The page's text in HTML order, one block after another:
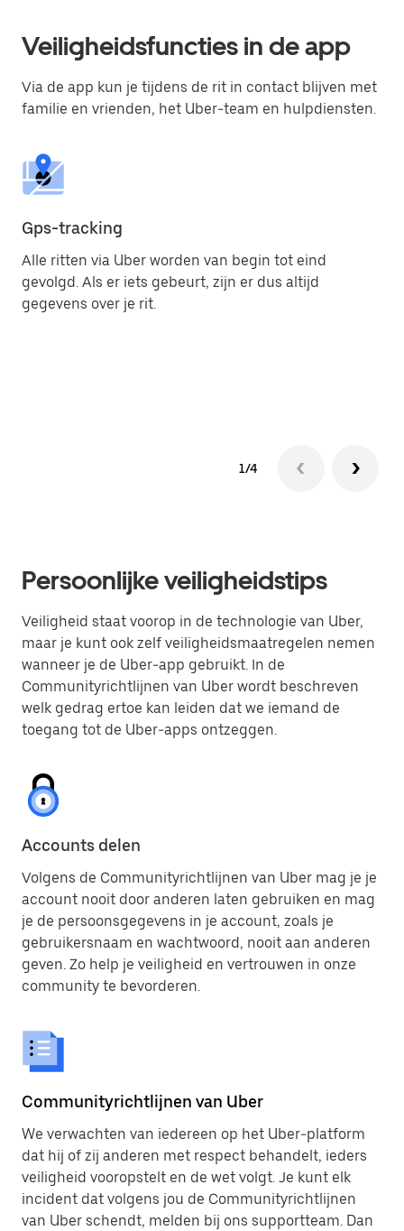
Veiligheidsfuncties in de app
Via de app kun je tijdens de rit in contact blijven met
familie en vrienden, het Uber-team en hulpdiensten.
Gps-tracking
Alle ritten via Uber worden van begin tot eind
gevolgd. Als er iets gebeurt, zijn er dus altijd
gegevens over je rit.
1/4
Persoonlijke veiligheidstips
Veiligheid staat voorop in de technologie van Uber,
maar je kunt ook zelf veiligheidsmaatregelen nemen
wanneer je de Uber-app gebruikt. In de
Communityrichtlijnen van Uber wordt beschreven
welk gedrag ertoe kan leiden dat we iemand de
toegang tot de Uber-apps ontzeggen.
Accounts delen
Volgens de Communityrichtlijnen van Uber mag je je
account nooit door anderen laten gebruiken en mag
je de persoonsgegevens in je account, zoals je
gebruikersnaam en wachtwoord, nooit aan anderen
geven. Zo help je veiligheid en vertrouwen in onze
community te bevorderen.
Communityrichtlijnen van Uber
We verwachten van iedereen op het Uber-platform
dat hij of zij anderen met respect behandelt, ieders
veiligheid vooropstelt en de wet volgt. Je kunt elk
incident dat volgens jou de Communityrichtlijnen
van Uber schendt, melden bij ons supportteam. Dan